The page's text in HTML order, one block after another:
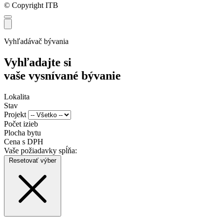
© Copyright ITB
Vyhľadávač bývania
Vyhľadajte si
vaše vysnívané bývanie
Lokalita
Stav
Projekt
Počet izieb
Plocha bytu
Cena s DPH
Vaše požiadavky spĺňa:
Resetovať výber